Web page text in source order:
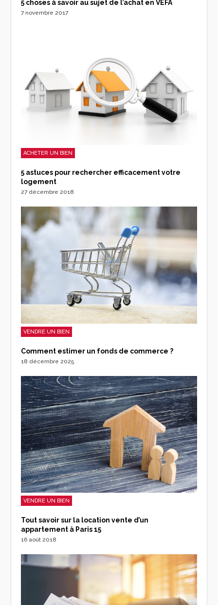
5 choses à savoir au sujet de l’achat en VEFA
7 novembre 2017
ACHETER UN BIEN
5 astuces pour rechercher efficacement votre
logement
27 décembre 2018
VENDRE UN BIEN
Comment estimer un fonds de commerce ?
18 décembre 2025
VENDRE UN BIEN
Tout savoir sur la location vente d’un
appartement à Paris 15
16 août 2018